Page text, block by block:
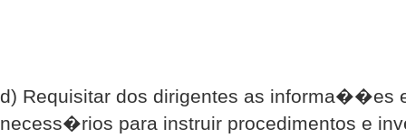
d) Requisitar dos dirigentes as informa��es
necess�rios para instruir procedimentos e